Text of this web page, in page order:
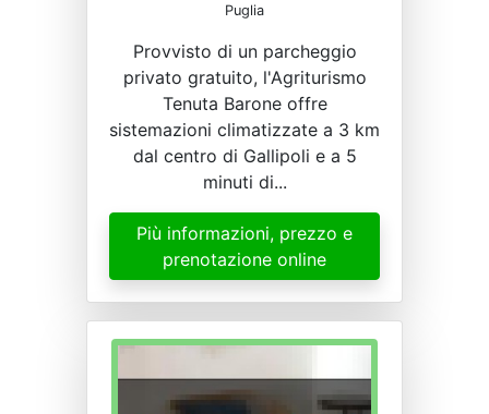
Puglia
Provvisto di un parcheggio
privato gratuito, l'Agriturismo
Tenuta Barone offre
sistemazioni climatizzate a 3 km
dal centro di Gallipoli e a 5
minuti di...
Più informazioni, prezzo e
prenotazione online